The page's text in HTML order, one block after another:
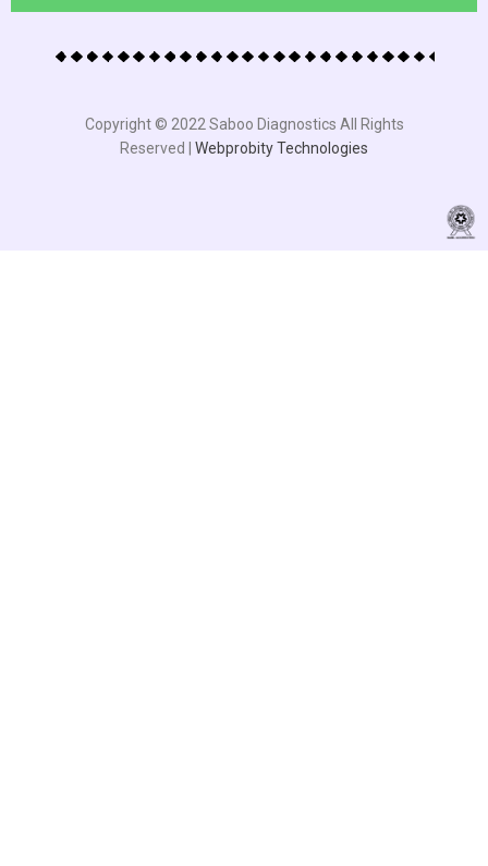
Copyright © 2022 Saboo Diagnostics All Rights
Reserved | Webprobity Technologies